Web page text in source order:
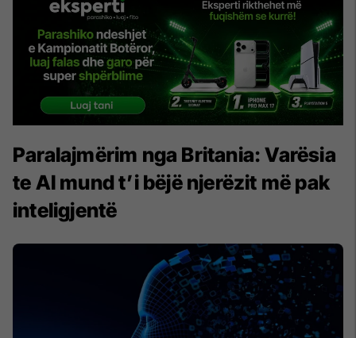
Paralajmërim nga Britania: Varësia
te AI mund t’i bëjë njerëzit më pak
inteligjentë